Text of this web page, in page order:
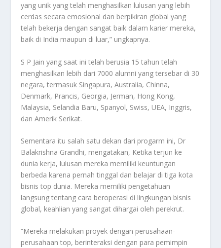
yang unik yang telah menghasilkan lulusan yang lebih
cerdas secara emosional dan berpikiran global yang
telah bekerja dengan sangat baik dalam karier mereka,
baik di India maupun di luar,” ungkapnya.
S P Jain yang saat ini telah berusia 15 tahun telah
menghasilkan lebih dari 7000 alumni yang tersebar di 30
negara, termasuk Singapura, Australia, Chinna,
Denmark, Prancis, Georgia, Jerman, Hong Kong,
Malaysia, Selandia Baru, Spanyol, Swiss, UEA, Inggris,
dan Amerik Serikat.
Sementara itu salah satu dekan dari progarm ini, Dr
Balakrishna Grandhi, mengatakan, Ketika terjun ke
dunia kerja, lulusan mereka memiliki keuntungan
berbeda karena pernah tinggal dan belajar di tiga kota
bisnis top dunia. Mereka memiliki pengetahuan
langsung tentang cara beroperasi di lingkungan bisnis
global, keahlian yang sangat dihargai oleh perekrut.
“Mereka melakukan proyek dengan perusahaan-
perusahaan top, berinteraksi dengan para pemimpin